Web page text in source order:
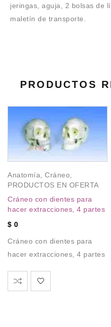
jeringas, aguja, 2 bolsas de
maletín de transporte.
PRODUCTOS
Anatomía Cráneo
PRODUCTOS EN OFERTA
Cráneo con dientes para
hacer extracciones, 4 partes
$ 0
Cráneo con dientes para
hacer extracciones, 4 partes